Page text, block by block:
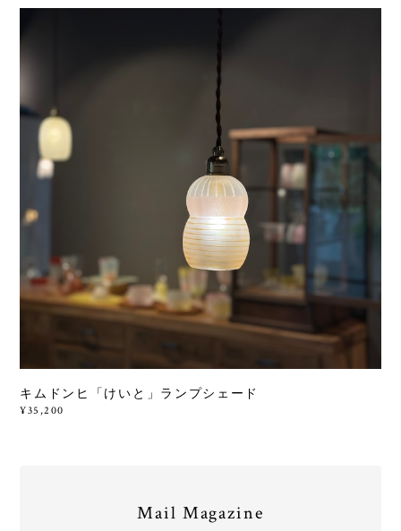
キムドンヒ「けいと」ランプシェード
¥35,200
Mail Magazine